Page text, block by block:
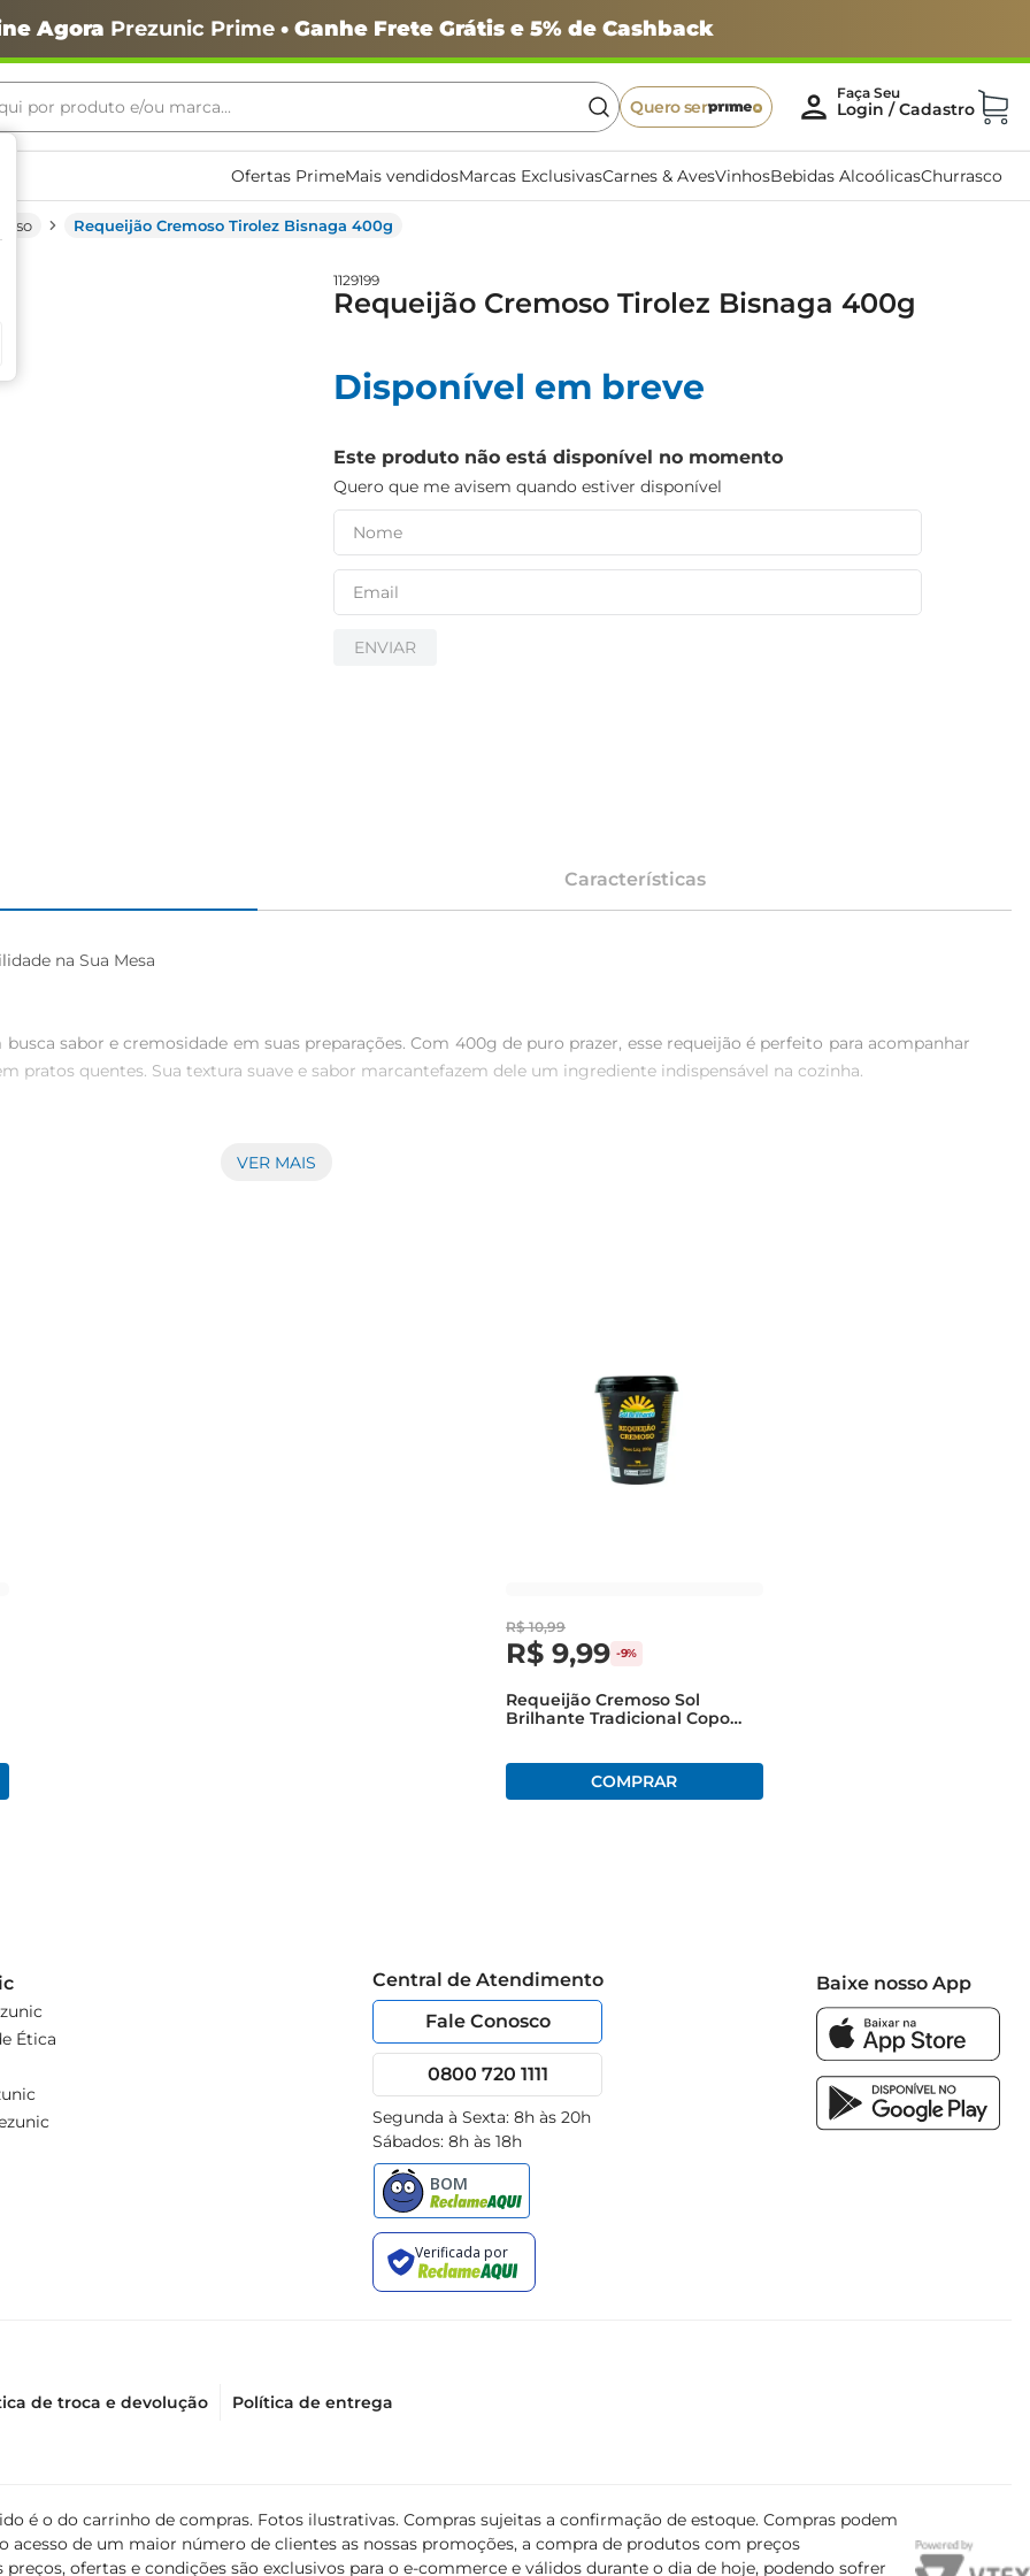
Agora Prezunic Prime• Ganhe Frete Grátis e 5% de Cashback
por produto e/ou marca...
Quero ser
Ofertas PrimeMais vendidosMarcas ExclusivasCarnes & AvesVinhosBebidas AlcoólicasChurrasco
Requeijão Cremoso Tirolez Bisnaga 400g
1129199
Requeijão Cremoso Tirolez Bisnaga 400g
Disponível em breve
Este produto não está disponível no momento
Quero que me avisem quando estiver disponível
ENVIAR
Características
na Sua Mesa
sabor e cremosidade em suas preparações. Com 400g de puro prazer, esse requeijão é perfeito para acompanhar
pratos quentes. Sua textura suave e sabor marcantefazem dele um ingrediente indispensável na cozinha.
Tirolez se destaca pela qualidade e pelo cuidado em sua fabricação. A marca Tirolez é reconhecida no Brasil por
requeijão possui um sabor suave, que combina perfeitamente com outros ingredientes, tornando suas refeições ainda
para famílias, garantindo que você tenha sempre à mão um produto de qualidade para suas receitas.
VER MAIS
R$ 10,99
R$ 9,99 -9%
Requeijão Cremoso Sol
Brilhante Tradicional Copo
Ética
Central de Atendimento
Fale Conosco
0800 720 1111
Segunda à Sexta: 8h às 20h
Sábados: 8h às 18h
Baixe nosso App
de troca e devolução Política de entrega
é o do carrinho de compras. Fotos ilustrativas. Compras sujeitas a confirmação de estoque. Compras podem
acesso de um maior número de clientes as nossas promoções, a compra de produtos com preços
ofertas e condições são exclusivos para o e-commerce e válidos durante o dia de hoje, podendo sofrer
buscados